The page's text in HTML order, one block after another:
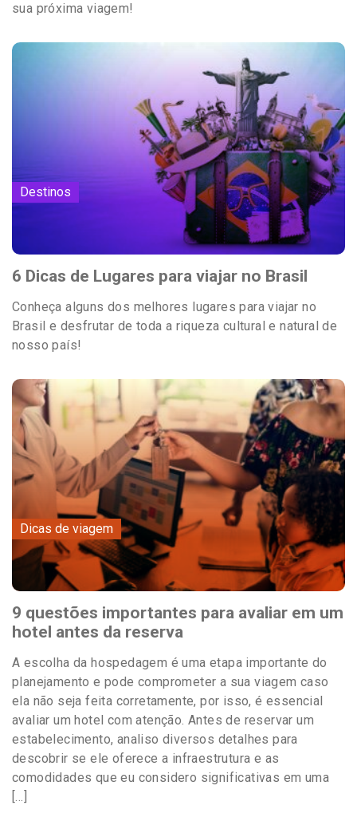
sua próxima viagem!
Destinos
6 Dicas de Lugares para viajar no Brasil
Conheça alguns dos melhores lugares para viajar no
Brasil e desfrutar de toda a riqueza cultural e natural de
nosso país!
Dicas de viagem
9 questões importantes para avaliar em um
hotel antes da reserva
A escolha da hospedagem é uma etapa importante do
planejamento e pode comprometer a sua viagem caso
ela não seja feita corretamente, por isso, é essencial
avaliar um hotel com atenção. Antes de reservar um
estabelecimento, analiso diversos detalhes para
descobrir se ele oferece a infraestrutura e as
comodidades que eu considero significativas em uma
[…]